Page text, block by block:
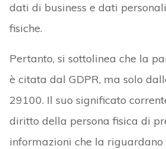
dati di business e dati
fisiche.
Pertanto, si sottolinea che la
è citata dal GDPR, ma solo
29100. Il suo significato
diritto della persona fisica di
informazioni che la